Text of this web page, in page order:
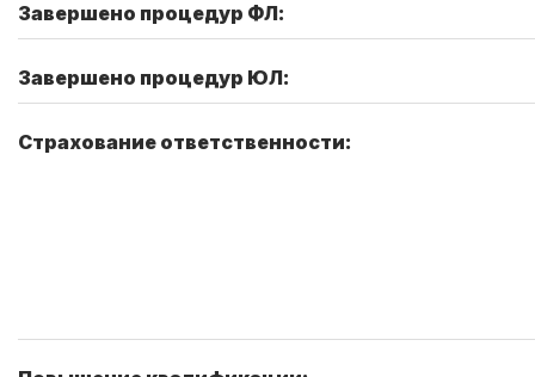
Завершено процедур ФЛ:
Завершено процедур ЮЛ:
Страхование ответственности: